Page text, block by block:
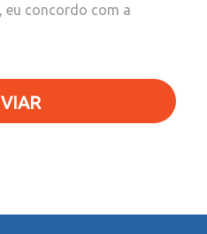
concordo com a